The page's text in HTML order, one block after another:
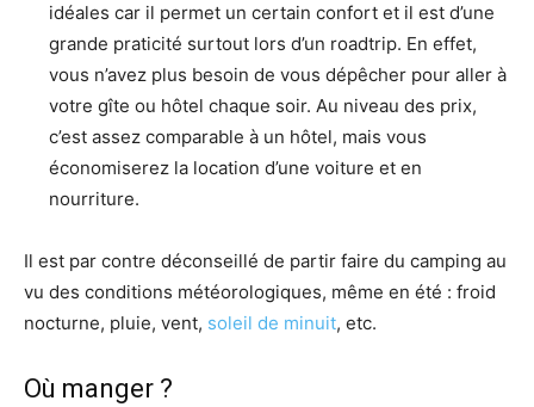
idéales car il permet un certain confort et il est d’une
grande praticité surtout lors d’un roadtrip. En effet,
vous n’avez plus besoin de vous dépêcher pour aller à
votre gîte ou hôtel chaque soir. Au niveau des prix,
c’est assez comparable à un hôtel, mais vous
économiserez la location d’une voiture et en
nourriture.
Il est par contre déconseillé de partir faire du camping au
vu des conditions météorologiques, même en été : froid
nocturne, pluie, vent, soleil de minuit, etc.
Où manger ?